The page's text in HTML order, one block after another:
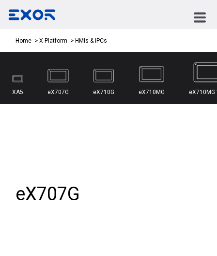
Home X Platform HMIs & IPCs
XA5 eX707G eX710G eX710MG eX710MG
eX707G